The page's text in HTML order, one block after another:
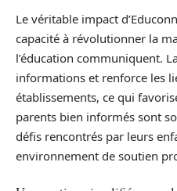
Le véritable impact
capacité à révolutionner la
l’éducation communiquent.
informations et renforce les
établissements, ce qui
parents bien informés sont
défis rencontrés par leurs
environnement de soutien